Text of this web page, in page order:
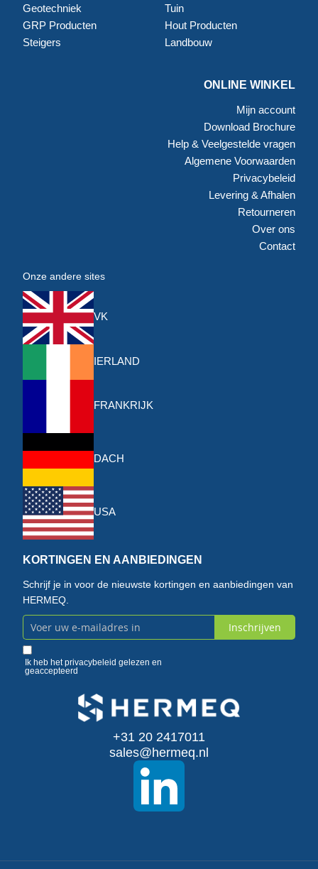
Geotechniek
GRP Producten
Steigers
Tuin
Hout Producten
Landbouw
ONLINE WINKEL
Mijn account
Download Brochure
Help & Veelgestelde vragen
Algemene Voorwaarden
Privacybeleid
Levering & Afhalen
Retourneren
Over ons
Contact
Onze andere sites
VK
IERLAND
FRANKRIJK
DACH
USA
KORTINGEN EN AANBIEDINGEN
Schrijf je in voor de nieuwste kortingen en aanbiedingen van
HERMEQ.
Abonneer
u
Inschrijven
Ik heb hetprivacybeleid gelezen en
geaccepteerd
+31 20 2417011
sales@hermeq.nl